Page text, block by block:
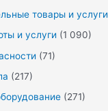
товары и услуги
и услуги (1 090)
(71)
(217)
(271)